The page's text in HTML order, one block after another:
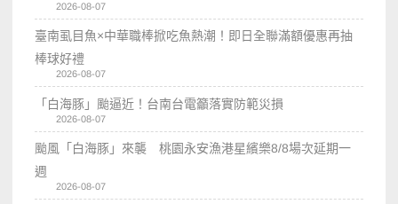
2026-08-07
臺南虱目魚×中華職棒掀吃魚熱潮！即日全聯滿額優惠再抽
棒球好禮
2026-08-07
「白海豚」颱逼近！台南台電籲落實防範災損
2026-08-07
颱風「白海豚」來襲 桃園永安漁港星繽樂8/8場次延期一
週
2026-08-07